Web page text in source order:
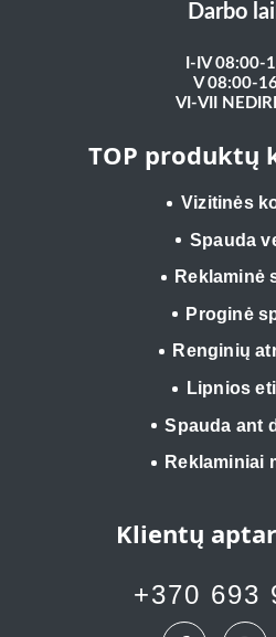
Darbo
I-IV 08:00-
V 08:00-
VI-VII
TOP produktų
Vizitinės
Spauda
Reklaminė
Proginė
Renginių
Lipnios
Spauda ant
Reklaminiai
Klientų
+370 693